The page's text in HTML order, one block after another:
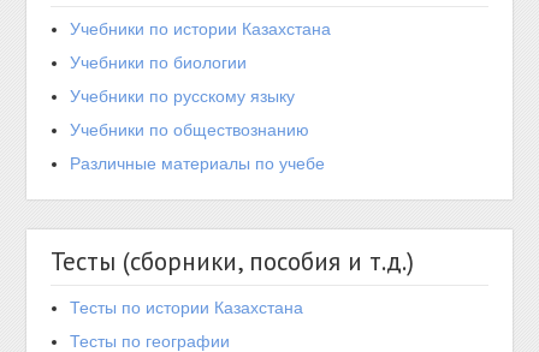
Учебники по истории Казахстана
Учебники по биологии
Учебники по русскому языку
Учебники по обществознанию
Различные материалы по учебе
Тесты (сборники, пособия и т.д.)
Тесты по истории Казахстана
Тесты по географии